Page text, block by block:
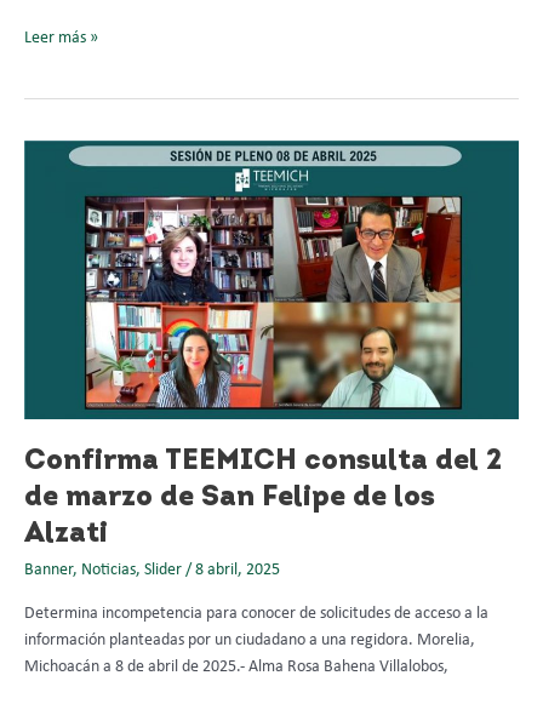
Leer más »
Confirma TEEMICH consulta del 2
de marzo de San Felipe de los
Alzati
Banner, Noticias, Slider / 8 abril, 2025
Determina incompetencia para conocer de solicitudes de acceso a la
información planteadas por un ciudadano a una regidora. Morelia,
Michoacán a 8 de abril de 2025.- Alma Rosa Bahena Villalobos,
Confirma
de
los
Alzati